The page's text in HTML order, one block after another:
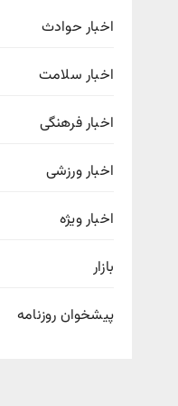
اخبار حوادث
اخبار سلامت
اخبار فرهنگی
اخبار ورزشی
اخبار ویژه
بازار
پیشخوان روزنامه